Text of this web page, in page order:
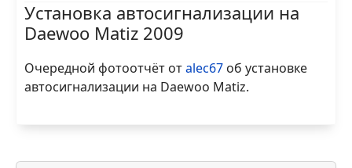
Установка автосигнализации на
Daewoo Matiz 2009
Очередной фотоотчёт отalec67 об установке
автосигнализации на Daewoo Matiz.